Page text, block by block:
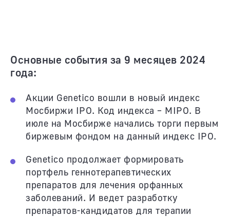
Основные события за 9 месяцев 2024
года:
Акции Genetico вошли в новый индекс
Мосбиржи IPO. Код индекса – MIPO. В
июле на Мосбирже начались торги первым
биржевым фондом на данный индекс IPO.
Genetico продолжает формировать
портфель геннотерапевтических
препаратов для лечения орфанных
заболеваний. И ведет разработку
препаратов-кандидатов для терапии